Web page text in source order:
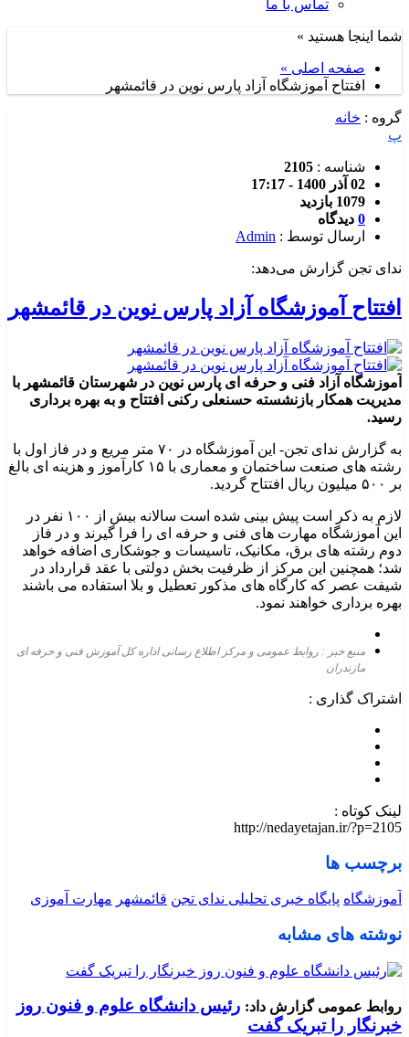
تماس با ما
شما اینجا هستید »
صفحه اصلی »
افتتاح آموزشگاه آزاد پارس نوین در قائمشهر
گروه : خانه
پ
شناسه : 2105
02 آذر 1400 - 17:17
1079 بازدید
0 دیدگاه
ارسال توسط : Admin
ندای تجن گزارش می‌دهد:
افتتاح آموزشگاه آزاد پارس نوین در قائمشهر
آموزشگاه آزاد فنی و حرفه ای پارس نوین در شهرستان قائمشهر با
مدیریت همکار بازنشسته حسنعلی رکنی افتتاح و به بهره برداری
رسید.
به گزارش ندای تجن- این آموزشگاه در ۷۰ متر مریع و در فاز اول با
رشته های صنعت ساختمان و معماری با ۱۵ کارآموز و هزینه ای بالغ
بر ۵۰۰ میلیون ریال افتتاح گردید.
لازم به ذکر است پیش بینی شده است سالانه بیش از ۱۰۰ نفر در
این آموزشگاه مهارت های فنی و حرفه ای را فرا گیرند و در فاز
دوم رشته های برق، مکانیک، تاسیسات و جوشکاری اضافه خواهد
شد؛ همچنین این مرکز از ظرفیت بخش دولتی با عقد قرارداد در
شیفت عصر که کارگاه های مذکور تعطیل و بلا استفاده می باشند
بهره برداری خواهند نمود.
منبع خبر : روابط عمومی و مرکز اطلاع رسانی اداره کل آموزش فنی و حرفه ای
مازندران
اشتراک گذاری :
لینک کوتاه :
http://nedayetajan.ir/?p=2105
برچسب ها
آموزشگاه پایگاه خبری تحلیلی ندای تجن قائمشهر مهارت آموزی
نوشته های مشابه
روابط عمومی گزارش داد: رئیس دانشگاه علوم و فنون روز
خبرنگار را تبریک گفت